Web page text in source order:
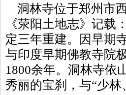
洞林寺位于郑州市
《荥阳土地志》记载
定三年重建。因早期
与印度早期佛教寺院
1800余年。洞林寺依
秀丽的宝刹，与“少林